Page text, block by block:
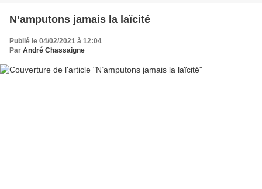
N’amputons jamais la laïcité
Publié le 04/02/2021 à 12:04
Par André Chassaigne